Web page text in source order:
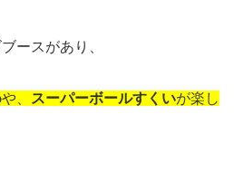
ースがあり、
や、 スーパーボールすくいが楽し